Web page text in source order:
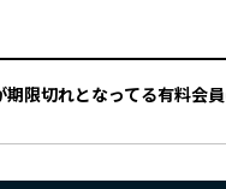
期限切れとなってる有料会